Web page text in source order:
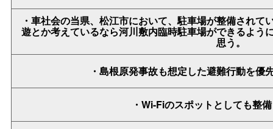
・車社会の当県、松江市において、駐車場が整備され
遊とか考えているなら河川敷内臨時駐車場ができるよう
思う。
・島根原発事故も想定した避難行動を優
・Wi-Fiのスポットとしても整